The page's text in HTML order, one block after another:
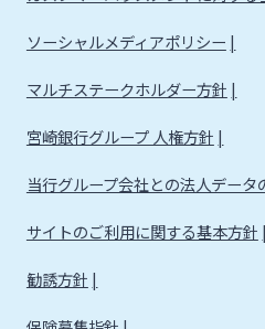
ニュースリリース一覧
お問い合わせ先一覧
ソーシャルメディアポリシー
マルチステークホルダー方針
宮崎銀行グループ 人権方針
当行グループ会社との法人データ
サイトのご利用に関する基本方針
勧誘方針